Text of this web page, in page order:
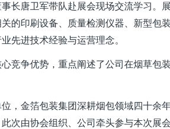
长唐卫军带队赴展会现场交流学习。
的印刷设备、质量检测仪器、新型包
先进技术经验与运营理念。
竞争优势，重点阐述了公司在烟草包
，金箔包装集团深耕烟包领域四十余
次由协会组织、公司牵头参与本次展